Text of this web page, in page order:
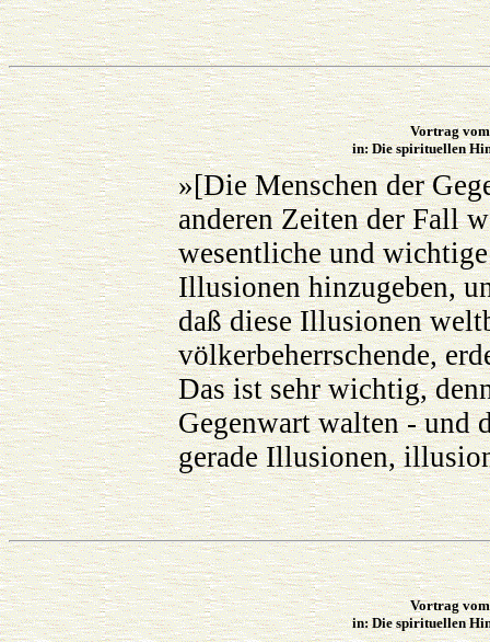
Vortrag
in: Die spirituellen
»[Die Menschen der
anderen Zeiten der Fall
wesentliche und
Illusionen hinzugeben,
daß diese Illusionen
völkerbeherrschende,
Das ist sehr wichtig,
Gegenwart walten - und
gerade Illusionen,
Vortrag
in: Die spirituellen